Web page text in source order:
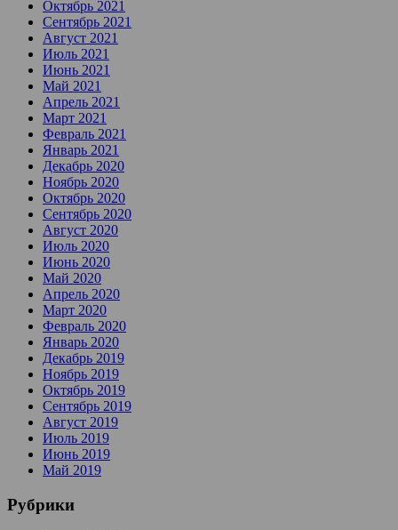
Октябрь 2021
Сентябрь 2021
Август 2021
Июль 2021
Июнь 2021
Май 2021
Апрель 2021
Март 2021
Февраль 2021
Январь 2021
Декабрь 2020
Ноябрь 2020
Октябрь 2020
Сентябрь 2020
Август 2020
Июль 2020
Июнь 2020
Май 2020
Апрель 2020
Март 2020
Февраль 2020
Январь 2020
Декабрь 2019
Ноябрь 2019
Октябрь 2019
Сентябрь 2019
Август 2019
Июль 2019
Июнь 2019
Май 2019
Рубрики